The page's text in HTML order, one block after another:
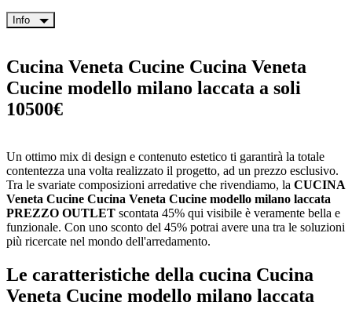
Info
Cucina Veneta Cucine Cucina Veneta
Cucine modello milano laccata a soli
10500€
Un ottimo mix di design e contenuto estetico ti garantirà la totale
contentezza una volta realizzato il progetto, ad un prezzo esclusivo.
Tra le svariate composizioni arredative che rivendiamo, la CUCINA
Veneta Cucine Cucina Veneta Cucine modello milano laccata
PREZZO OUTLET scontata 45% qui visibile è veramente bella e
funzionale. Con uno sconto del 45% potrai avere una tra le soluzioni
più ricercate nel mondo dell'arredamento.
Le caratteristiche della cucina Cucina
Veneta Cucine modello milano laccata